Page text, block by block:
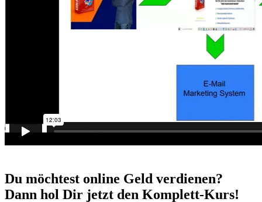
Du möchtest online Geld verdienen?
Dann hol Dir jetzt den Komplett-Kurs!